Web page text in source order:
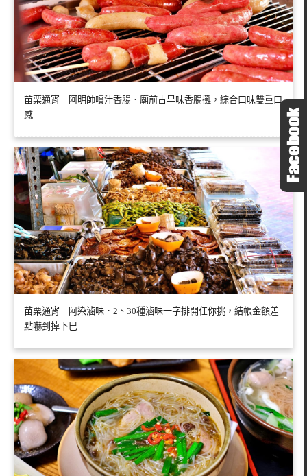
苗栗通宵︱阿明師噴汁香腸．廟前古早味香腸攤，綜合口味雙重口
感
苗栗通宵︱阿染滷味．2、30種滷味一字排開任你挑，結帳金額差
點嚇到掉下巴